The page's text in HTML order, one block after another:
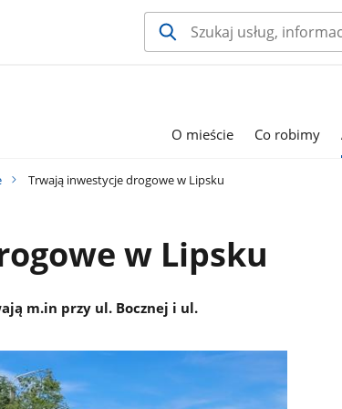
O mieście Co robimy
Trwają inwestycje drogowe w Lipsku
w Lipsku
m.in przy ul. Bocznej i ul.